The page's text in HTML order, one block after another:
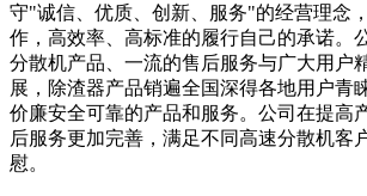
守"诚信、优质、创新、服务"的经营理念
作，高效率、高标准的履行自己的承诺。
分散机产品、一流的售后服务与广大用户
展，除渣器产品销遍全国深得各地用户青
价廉安全可靠的产品和服务。公司在提高
后服务更加完善，满足不同高速分散机客
慰。